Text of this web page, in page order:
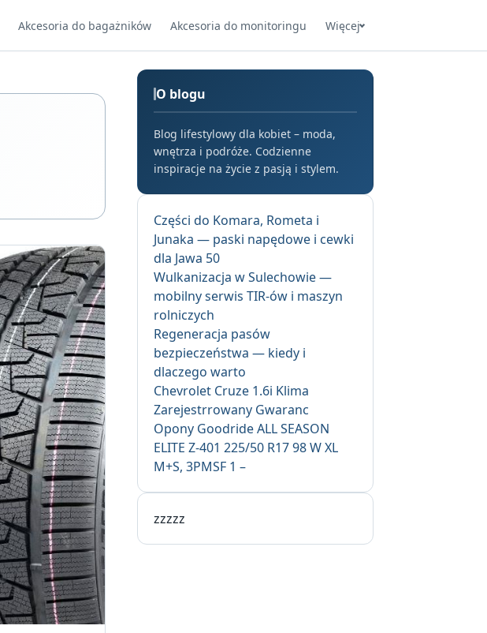
Akcesoria do bagażników Akcesoria do monitoringu Więcej
O blogu
Blog lifestylowy dla kobiet – moda,
wnętrza i podróże. Codzienne
inspiracje na życie z pasją i stylem.
Części do Komara, Rometa i
Junaka — paski napędowe i cewki
dla Jawa 50
Wulkanizacja w Sulechowie —
mobilny serwis TIR-ów i maszyn
rolniczych
Regeneracja pasów
bezpieczeństwa — kiedy i
dlaczego warto
Chevrolet Cruze 1.6i Klima
Zarejestrrowany Gwaranc
Opony Goodride ALL SEASON
ELITE Z-401 225/50 R17 98 W XL
M+S, 3PMSF 1 –
zzzzz